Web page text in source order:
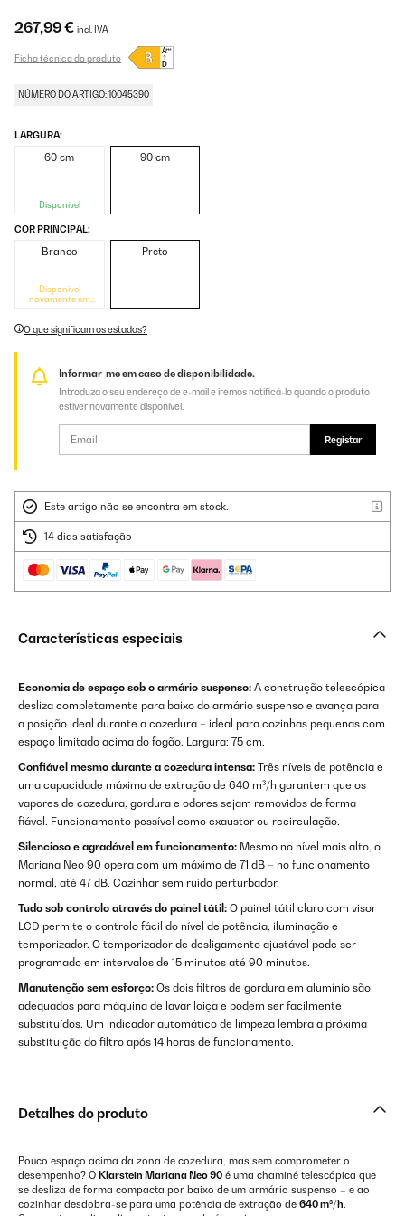
267,99 € incl. IVA
Ficha técnica do produto
NÚMERO DO ARTIGO: 10045390
LARGURA:
60 cm
Disponível
90 cm
COR PRINCIPAL:
Branco
Disponível
novamente em
Preto
O que significam os estados?
Informar-me em caso de disponibilidade.
Introduza o seu endereço de e-mail e iremos notificá-lo quando o produto
estiver novamente disponível.
Registar
Este artigo não se encontra em stock.
14 dias satisfação
Características especiais
Economia de espaço sob o armário suspenso: A construção telescópica
desliza completamente para baixo do armário suspenso e avança para
a posição ideal durante a cozedura – ideal para cozinhas pequenas com
espaço limitado acima do fogão. Largura: 75 cm.
Confiável mesmo durante a cozedura intensa: Três níveis de potência e
uma capacidade máxima de extração de 640 m³/h garantem que os
vapores de cozedura, gordura e odores sejam removidos de forma
fiável. Funcionamento possível como exaustor ou recirculação.
Silencioso e agradável em funcionamento: Mesmo no nível mais alto, o
Mariana Neo 90 opera com um máximo de 71 dB – no funcionamento
normal, até 47 dB. Cozinhar sem ruído perturbador.
Tudo sob controlo através do painel tátil: O painel tátil claro com visor
LCD permite o controlo fácil do nível de potência, iluminação e
temporizador. O temporizador de desligamento ajustável pode ser
programado em intervalos de 15 minutos até 90 minutos.
Manutenção sem esforço: Os dois filtros de gordura em alumínio são
adequados para máquina de lavar loiça e podem ser facilmente
substituídos. Um indicador automático de limpeza lembra a próxima
substituição do filtro após 14 horas de funcionamento.
Detalhes do produto
Pouco espaço acima da zona de cozedura, mas sem comprometer o
desempenho? O Klarstein Mariana Neo 90 é uma chaminé telescópica que
se desliza de forma compacta por baixo de um armário suspenso – e ao
cozinhar desdobra-se para uma potência de extração de 640 m³/h.